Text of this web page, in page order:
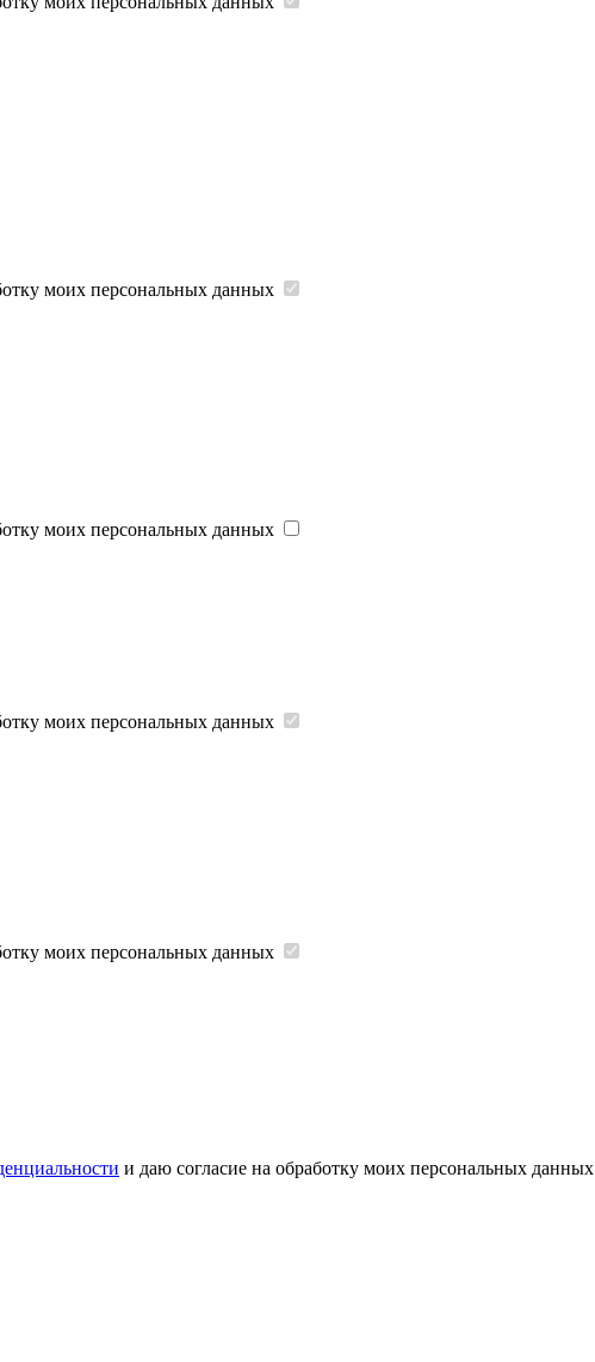
моих персональных данных
моих персональных данных
моих персональных данных
моих персональных данных
и даю согласие на обработку моих персональных данных